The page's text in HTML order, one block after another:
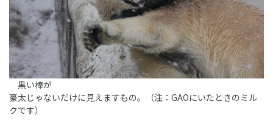
黒い棒が
豪太じゃないだけに見えますもの。（注：GAOにいたときのミル
クです）